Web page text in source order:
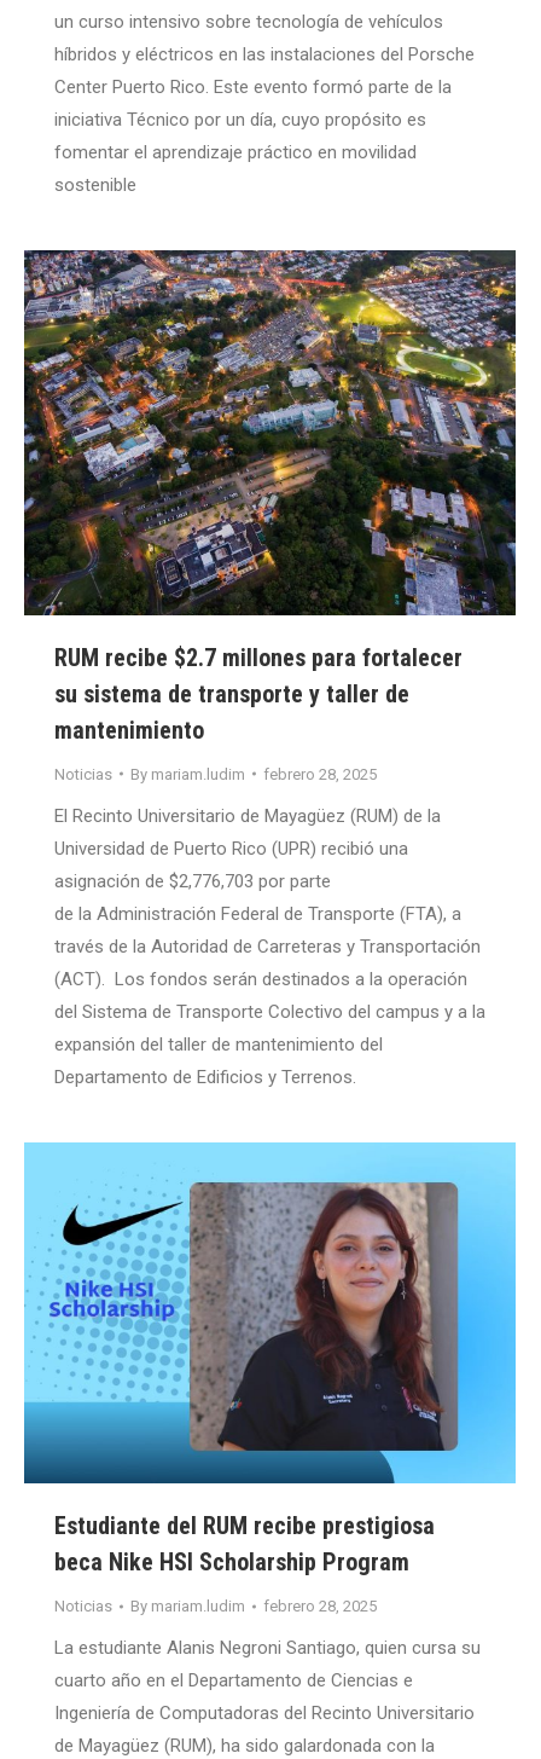
un curso intensivo sobre tecnología de vehículos
híbridos y eléctricos en las instalaciones del Porsche
Center Puerto Rico. Este evento formó parte de la
iniciativa Técnico por un día, cuyo propósito es
fomentar el aprendizaje práctico en movilidad
sostenible
RUM recibe $2.7 millones para fortalecer
su sistema de transporte y taller de
mantenimiento
Noticias By mariam.ludim febrero 28, 2025
El Recinto Universitario de Mayagüez (RUM) de la
Universidad de Puerto Rico (UPR) recibió una
asignación de $2,776,703 por parte
de la Administración Federal de Transporte (FTA), a
través de la Autoridad de Carreteras y Transportación
(ACT). Los fondos serán destinados a la operación
del Sistema de Transporte Colectivo del campus y a la
expansión del taller de mantenimiento del
Departamento de Edificios y Terrenos.
Estudiante del RUM recibe prestigiosa
beca Nike HSI Scholarship Program
Noticias By mariam.ludim febrero 28, 2025
La estudiante Alanis Negroni Santiago, quien cursa su
cuarto año en el Departamento de Ciencias e
Ingeniería de Computadoras del Recinto Universitario
de Mayagüez (RUM), ha sido galardonada con la